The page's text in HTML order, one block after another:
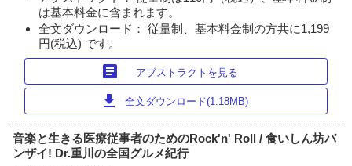
は基本料金に含まれます。
全文ダウンロード： 従量制、基本料金制の方共に1,199
円(税込) です。
article アブストラクトを見る
download 全文ダウンロード(1.18MB)
音楽と生きる医療従事者のためのRock'n' Roll / 食いしん坊バ
ンザイ! Dr.重川の全国グルメ紀行